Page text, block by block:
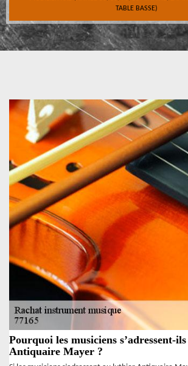
TABLE BASSE)
Pourquoi les musiciens s’adressent-
Antiquaire Mayer ?